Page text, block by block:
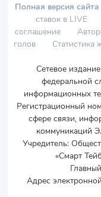
Полная версия сайта
ставок в LIVE
соглашение
голов
Статистика
Сетевое
федеральной
информационных
Регистрационный
сфере связи,
коммуникаций
Учредитель:
«Смарт
Адрес